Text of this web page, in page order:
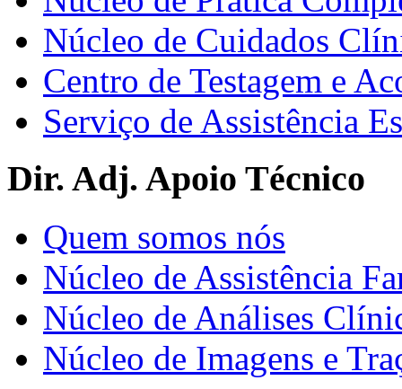
Núcleo de Cuidados
Centro de Testagem e
Serviço de Assistência
Dir. Adj. Apoio Técnico
Quem somos nós
Núcleo de Assistência
Núcleo de Análises
Núcleo de Imagens e